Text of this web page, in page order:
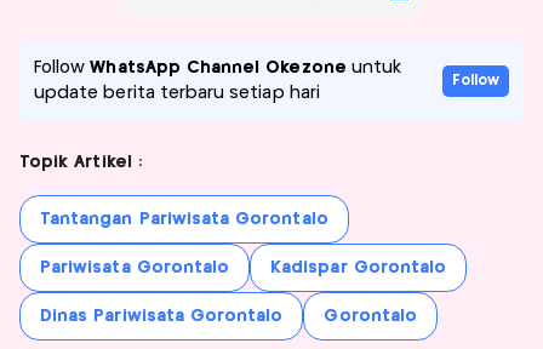
FollowWhatsApp Channel Okezone untuk
update berita terbaru setiap hari
Follow
Topik Artikel :
Tantangan Pariwisata Gorontalo
Pariwisata Gorontalo Kadispar Gorontalo
Dinas Pariwisata Gorontalo Gorontalo